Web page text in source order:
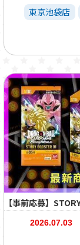
東京池袋店
【事前応募】
2026.07.03